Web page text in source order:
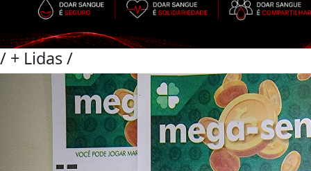
/ + Lidas/